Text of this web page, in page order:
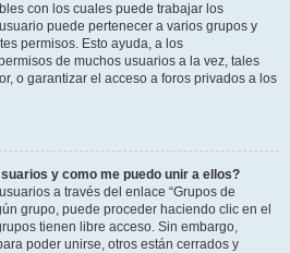
con los cuales puede trabajar los
puede pertenecer a varios grupos y
permisos. Esto ayuda, a los
de muchos usuarios a la vez, tales
o garantizar el acceso a foros privados a los
y como me puedo unir a ellos?
a través del enlace “Grupos de
grupo, puede proceder haciendo clic en el
tienen libre acceso. Sin embargo,
poder unirse, otros están cerrados y